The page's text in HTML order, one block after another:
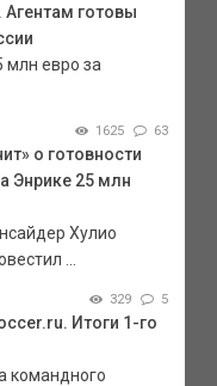
готовы
млн евро за
1625 63
о готовности
Энрике 25 млн
Хулио
...
329 5
Итоги 1-го
командного